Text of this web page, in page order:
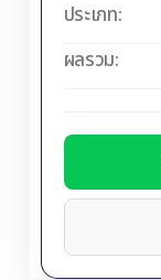
ประเภท:
ผลรวม: